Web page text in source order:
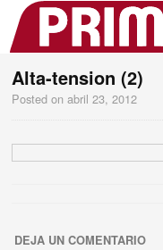
Alta-tension (2)
Posted on abril 23, 2012
DEJA UN COMENTARIO